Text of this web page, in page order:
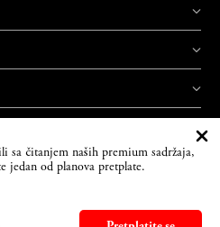
sa čitanjem naših premium sadržaja,
jedan od planova pretplate.
reklamacija
Policy
- Sva prava zadržana. Developed